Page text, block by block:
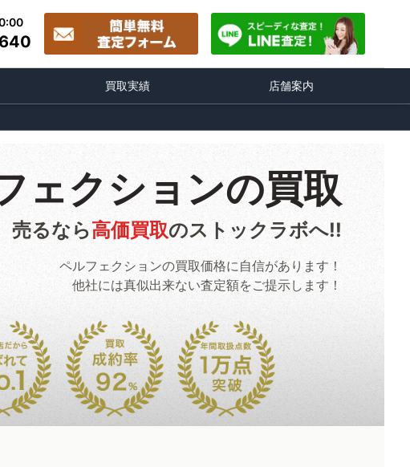
買取実績 店舗案内
ェクションの買取
売るなら高価買取のストックラボへ!!
ペルフェクションの買取価格に自信があります！
他社には真似出来ない査定額をご提示します！